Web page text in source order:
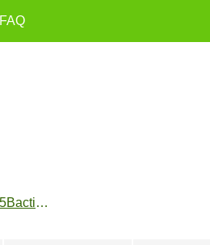
FAQ
https://www.tu-sport.de/sportprogramm/kurse/?tx_dwzeh_courses%5Baction%5D=show&tx_dwzeh_courses%5BsportsDescription%5D=1404&cHash=550a4de0aa0dc5cc0bf78a66de416582